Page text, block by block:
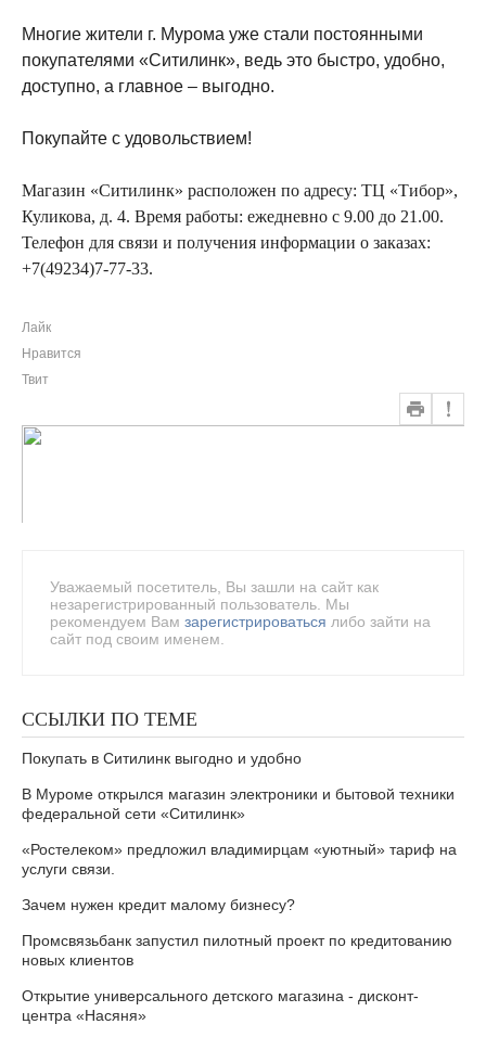
Многие жители г. Мурома уже стали постоянными
покупателями «Ситилинк», ведь это быстро, удобно,
доступно, а главное – выгодно.
Покупайте с удовольствием!
Магазин «Ситилинк» расположен по адресу: ТЦ «Тибор»,
Куликова, д. 4. Время работы: ежедневно с 9.00 до 21.00.
Телефон для связи и получения информации о заказах:
+7(49234)7-77-33.
Лайк
Нравится
Твит
Уважаемый посетитель, Вы зашли на сайт как
незарегистрированный пользователь. Мы
рекомендуем Вам зарегистрироваться либо зайти на
сайт под своим именем.
ССЫЛКИ ПО ТЕМЕ
Покупать в Ситилинк выгодно и удобно
В Муроме открылся магазин электроники и бытовой техники
федеральной сети «Ситилинк»
«Ростелеком» предложил владимирцам «уютный» тариф на
услуги связи.
Зачем нужен кредит малому бизнесу?
Промсвязьбанк запустил пилотный проект по кредитованию
новых клиентов
Открытие универсального детского магазина - дисконт-
центра «Насяня»